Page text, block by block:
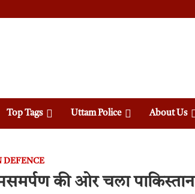
Top Tags Uttam Police About Us
DEFENCE
की ओर चला पाकिस्तान